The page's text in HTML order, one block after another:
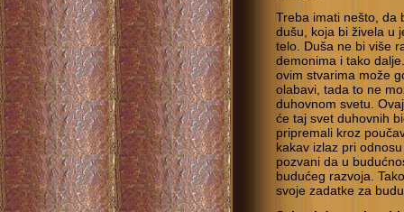
Treba imati nešto, da
dušu, koja bi živela u
telo. Duša ne bi više
demonima i tako
ovim stvarima može
olabavi, tada to ne
duhovnom svetu.
će taj svet duhovnih
pripremali kroz
kakav izlaz pri
pozvani da u
budućeg razvoja.
svoje zadatke za